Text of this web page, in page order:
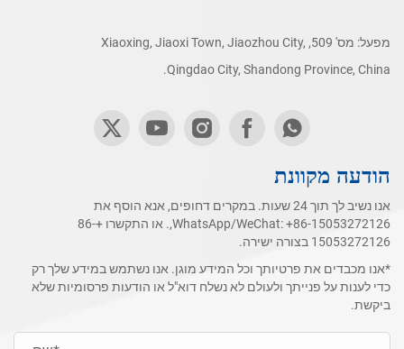
מפעל: מס' 509, Xiaoxing, Jiaoxi Town, Jiaozhou City,
Qingdao City, Shandong Province, China.
הודעה מקוונת
אנו נשיב לך תוך 24 שעות. במקרים דחופים, אנא הוסף את
WhatsApp/WeChat:+86-15053272126 ,. או התקשרו
+86-
15053272126 בצורה ישירה.
*אנו מכבדים את פרטיותך וכל המידע מוגן. אנו נשתמש במידע שלך רק
כדי לענות על פנייתך ולעולם לא נשלח דוא"ל או הודעות פרסומיות שלא
ביקשת.